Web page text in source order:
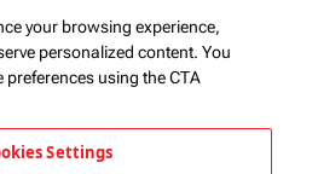
your browsing experience,
personalized content. You
using the CTA
Settings